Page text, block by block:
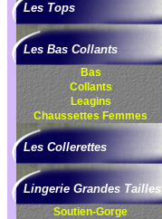
Les Tops
Les Bas Collants
Bas
Collants
Leagins
Chaussettes Femmes
Les Collerettes
Lingerie Grandes Tailles
Soutien-Gorge